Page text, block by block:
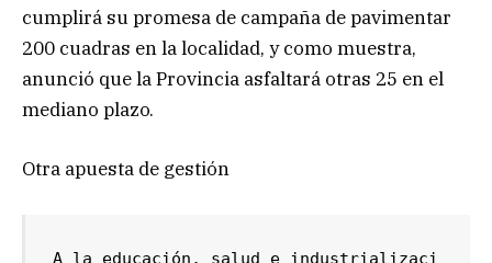
cumplirá su promesa de campaña de pavimentar
200 cuadras en la localidad, y como muestra,
anunció que la Provincia asfaltará otras 25 en el
mediano plazo.
Otra apuesta de gestión
A la educación, salud e industrializaci